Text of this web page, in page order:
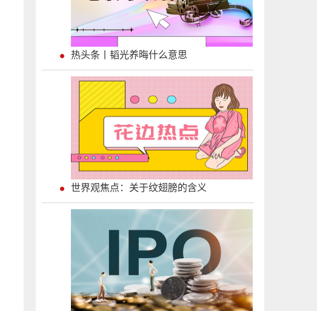
热头条丨韬光养晦什么意思
世界观焦点：关于纹翅膀的含义